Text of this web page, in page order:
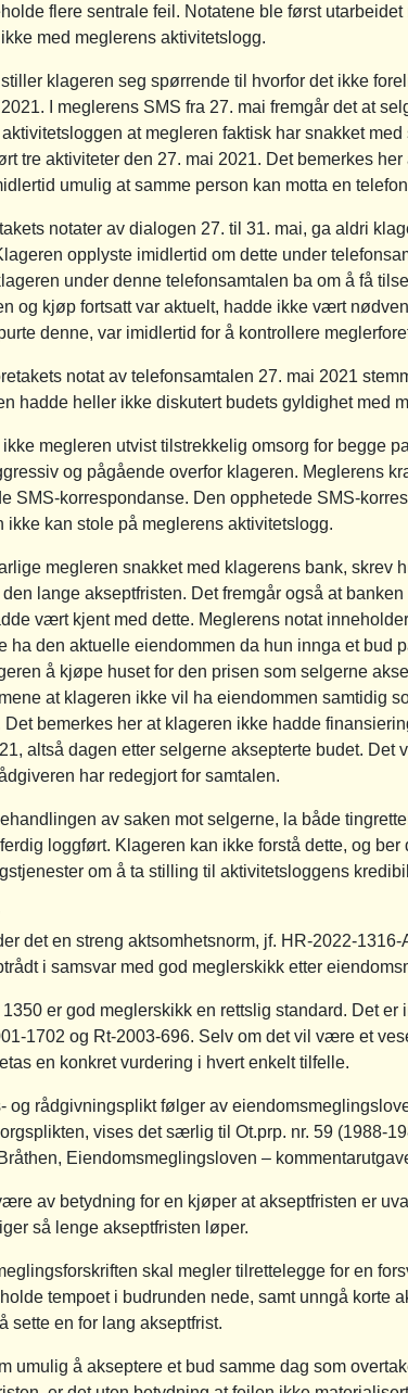
flere sentrale feil. Notatene ble først
med meglerens aktivitetslogg.
stiller klageren seg spørrende til hvorfor det ikke
I meglerens SMS fra 27. mai fremgår det at
at megleren faktisk har snakket
tre aktiviteter den 27. mai 2021. Det bemerkes
umulig at samme person kan motta en
notater av dialogen 27. til 31. mai, ga aldri
opplyste imidlertid om dette under
under denne telefonsamtalen ba om å få
og kjøp fortsatt var aktuelt, hadde ikke vært
denne, var imidlertid for å kontrollere
notat av telefonsamtalen 27. mai 2021
hadde heller ikke diskutert budets gyldighet med
ikke megleren utvist tilstrekkelig omsorg for begge
og pågående overfor klageren. Meglerens
SMS-korrespondanse. Den opphetede SMS-
ikke kan stole på meglerens aktivitetslogg.
megleren snakket med klagerens bank, skrev
lange akseptfristen. Det fremgår også at
vært kjent med dette. Meglerens notat
ha den aktuelle eiendommen da hun innga et bud
å kjøpe huset for den prisen som selgerne
at klageren ikke vil ha eiendommen samtidig
Det bemerkes her at klageren ikke hadde
altså dagen etter selgerne aksepterte budet.
har redegjort for samtalen.
av saken mot selgerne, la både
loggført. Klageren kan ikke forstå dette, og
om å ta stilling til aktivitetsloggens
det en streng aktsomhetsnorm, jf. HR-2022-
i samsvar med god meglerskikk etter
1350 er god meglerskikk en rettslig standard. Det
1702 og Rt-2003-696. Selv om det vil være et
en konkret vurdering i hvert enkelt tilfelle.
og rådgivningsplikt følger av
vises det særlig til Ot.prp. nr. 59 (1988-
Eiendomsmeglingsloven –
av betydning for en kjøper at akseptfristen er
så lenge akseptfristen løper.
skal megler tilrettelegge for en
tempoet i budrunden nede, samt unngå korte
sette en for lang akseptfrist.
umulig å akseptere et bud samme dag som